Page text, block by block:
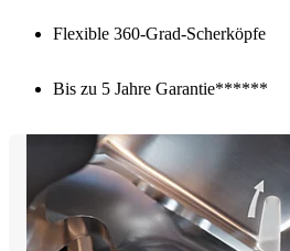
Flexible 360-Grad-Scherköpfe
Bis zu 5 Jahre Garantie******